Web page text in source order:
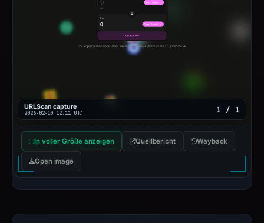
URLScan capture
2026-02-10 12:11 UTC 1 / 1
In voller Größe anzeigen Quellbericht Wayback
Open image